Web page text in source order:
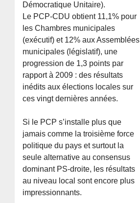
Démocratique Unitaire).
Le PCP-CDU obtient 11,1% pour
les Chambres municipales
(exécutif) et 12% aux Assemblées
municipales (législatif), une
progression de 1,3 points par
rapport à 2009 : des résultats
inédits aux élections locales sur
ces vingt dernières années.
Si le PCP s’installe plus que
jamais comme la troisième force
politique du pays et surtout la
seule alternative au consensus
dominant PS-droite, les résultats
au niveau local sont encore plus
impressionnants.